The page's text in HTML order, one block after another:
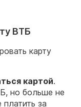
ВТБ
карту
картой.
но больше не
за